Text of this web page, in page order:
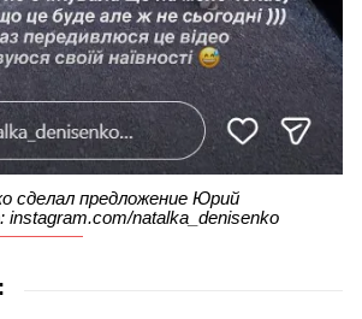
сделал предложение Юрий
natalka_denisenko